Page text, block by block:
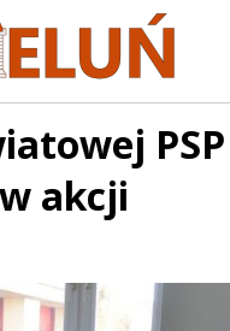
PSP
akcji